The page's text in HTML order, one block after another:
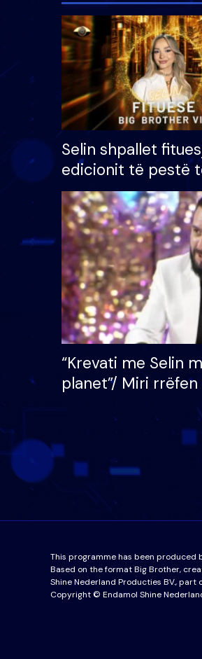
Selin shpallet
edicionit të pestë
Brother VIP,
çmimin e madh
mijë eurosh
“Krevati me Selin
planet”/ Miri
bukura në
mungojë zilja e
This programme has been produced
Based on the format Big Brother,
Shine Nederland Producties BV.,
Copyright © Endamol Shine